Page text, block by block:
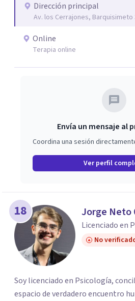
Dirección principal
Av. los Cerrajones, Barquisimeto
Online
Terapia online
Envía un mensaje al
Coordina una sesión
Ver perfil
18 Jorge Neto
Licenciado en
No
Soy licenciado en Psicología,
espacio de verdadero encuentro